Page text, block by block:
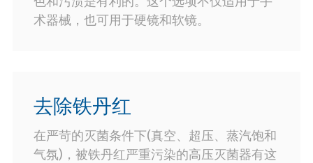
术器械，也可用于硬镜和软镜。
去除铁丹红
在严苛的灭菌条件下(真空、超压、蒸汽饱和
气氛)，被铁丹红严重污染的高压灭菌器有这